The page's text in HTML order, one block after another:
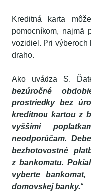
Kreditná karta
pomocníkom, najmä
vozidiel. Pri výberoch
draho.
Ako uvádza S.
bezúročné
prostriedky bez
kreditnou kartou z
vyššími
neodporúčam.
bezhotovostné
z bankomatu.
vyberte
domovskej banky.“